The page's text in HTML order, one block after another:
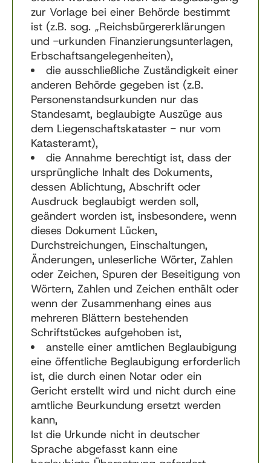
zur Vorlage bei einer Behörde bestimmt
ist (z.B. sog. „Reichsbürgererklärungen
und -urkunden Finanzierungsunterlagen,
Erbschaftsangelegenheiten),
die ausschließliche Zuständigkeit einer
anderen Behörde gegeben ist (z.B.
Personenstandsurkunden nur das
Standesamt, beglaubigte Auszüge aus
dem Liegenschaftskataster - nur vom
Katasteramt),
die Annahme berechtigt ist, dass der
ursprüngliche Inhalt des Dokuments,
dessen Ablichtung, Abschrift oder
Ausdruck beglaubigt werden soll,
geändert worden ist, insbesondere, wenn
dieses Dokument Lücken,
Durchstreichungen, Einschaltungen,
Änderungen, unleserliche Wörter, Zahlen
oder Zeichen, Spuren der Beseitigung von
Wörtern, Zahlen und Zeichen enthält oder
wenn der Zusammenhang eines aus
mehreren Blättern bestehenden
Schriftstückes aufgehoben ist,
anstelle einer amtlichen Beglaubigung
eine öffentliche Beglaubigung erforderlich
ist, die durch einen Notar oder ein
Gericht erstellt wird und nicht durch eine
amtliche Beurkundung ersetzt werden
kann,
Ist die Urkunde nicht in deutscher
Sprache abgefasst kann eine